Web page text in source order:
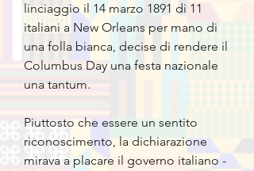
linciaggio il 14 marzo 1891 di 11
italiani a New Orleans per mano di
una folla bianca, decise di rendere il
Columbus Day una festa nazionale
una tantum.
Piuttosto che essere un sentito
riconoscimento, la dichiarazione
mirava a placare il governo italiano -